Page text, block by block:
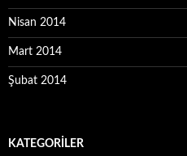
Nisan 2014
Mart 2014
Şubat 2014
KATEGORILER